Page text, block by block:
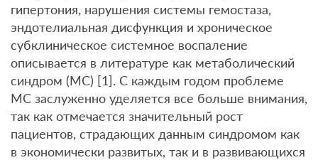
гипертония, нарушения системы гемостаза,
эндотелиальная дисфункция и хроническое
субклиническое системное воспаление
описывается в литературе как метаболический
синдром (МС) [1]. С каждым годом проблеме
МС заслуженно уделяется все больше внимания,
так как отмечается значительный рост
пациентов, страдающих данным синдромом как
в экономически развитых, так и в развивающихся